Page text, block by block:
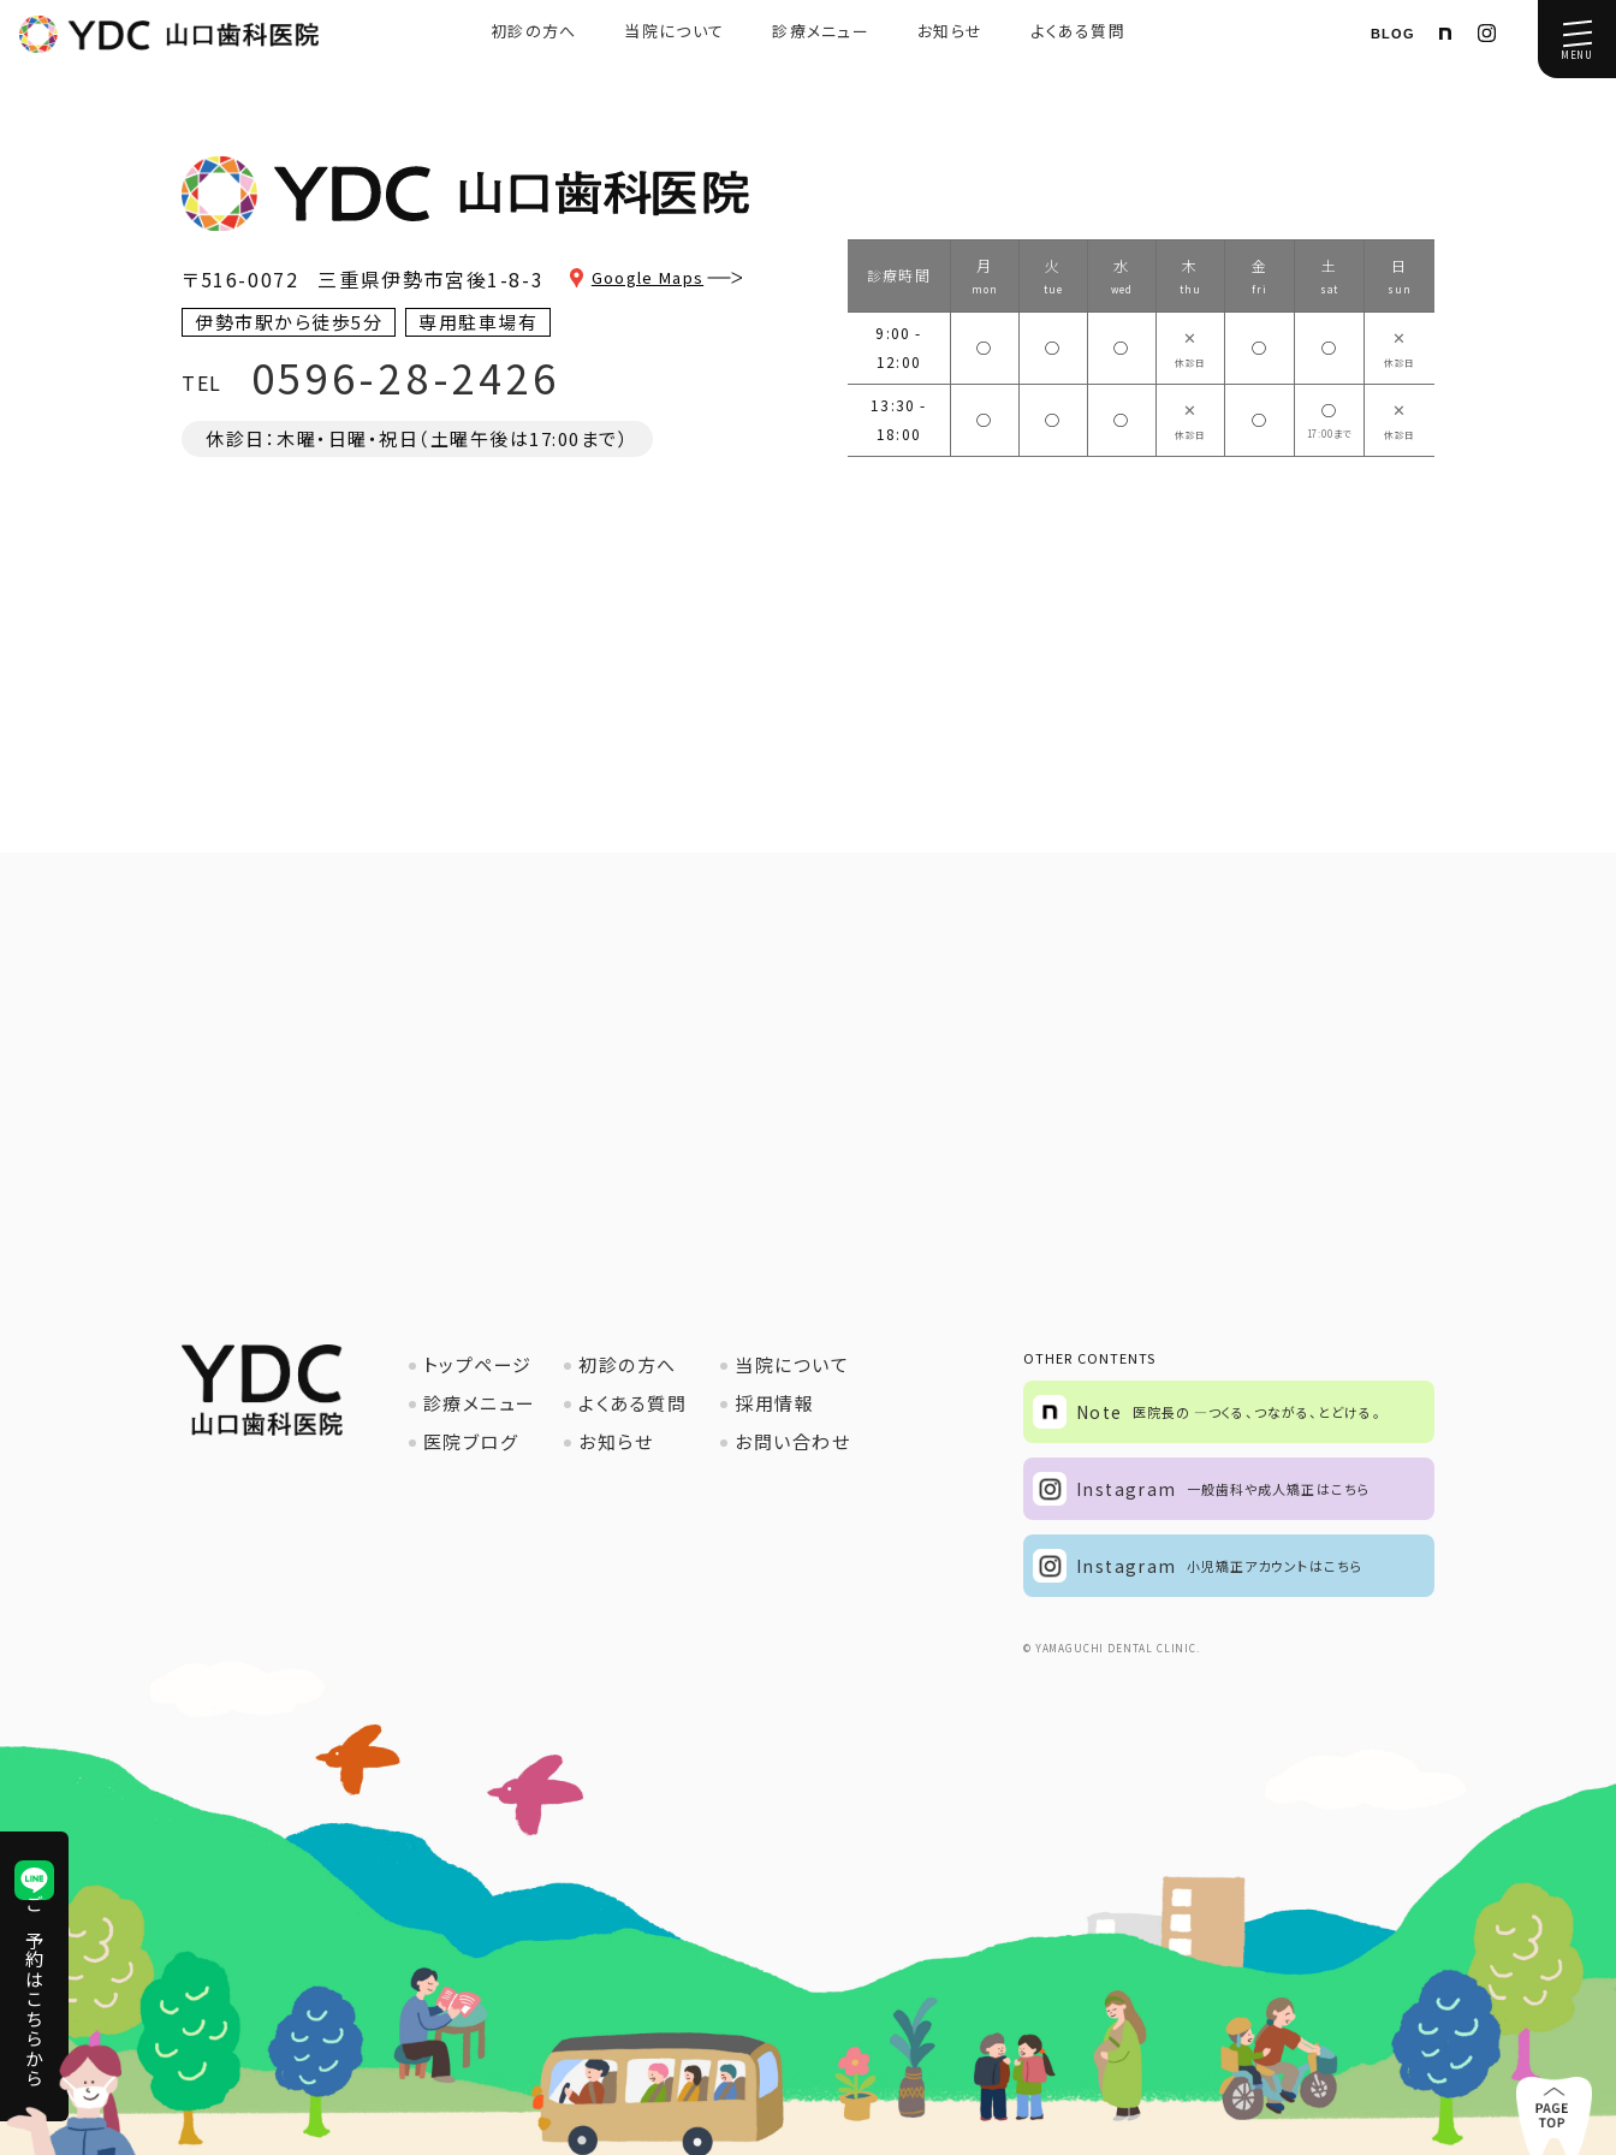
初診の方へ 当院について 診療メニュー お知らせ よくある質問 BLOG
MENU
ご予約はこちらから
〒516-0072 三重県伊勢市宮後1-8-3 Google Maps
伊勢市駅から徒歩5分 専用駐車場有
TEL 0596-28-2426
休診日：木曜・日曜・祝日（土曜午後は17:00まで）
診療時間 月
mon
火
tue
水
wed
木
thu
金
fri
土
sat
日
sun
9:00 -
12:00
◯ ◯ ◯ ✕
休診日
◯ ◯ ✕
休診日
13:30 -
18:00
◯ ◯ ◯ ✕
休診日
◯ ◯
17:00まで
✕
休診日
トップページ 初診の方へ
当院について
診療メニュー
よくある質問
採用情報
医院ブログ
お知らせ お問い合わせ
OTHER CONTENTS
Note 医院長の ―つくる、つながる、とどける。
Instagram 一般歯科や成人矯正はこちら
Instagram 小児矯正アカウントはこちら
© YAMAGUCHI DENTAL CLINIC.